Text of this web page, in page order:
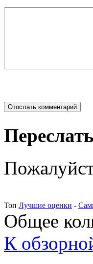
Топ Лучшие оценки -
Общее
К